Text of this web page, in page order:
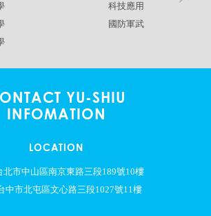
科技應用
國防軍武
YU-SHIU
INFOMATION
LOCATION
北市中山區南京東路三段189號10樓
中市北屯區文心路三段1027號11樓